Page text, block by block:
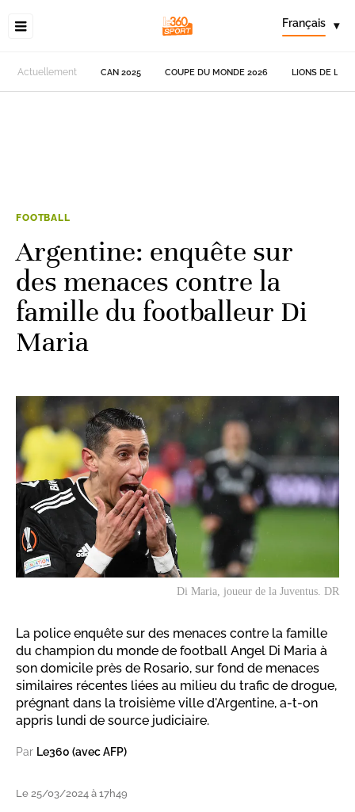
Français ▾
Actuellement CAN 2025 COUPE DU MONDE 2026 LIONS DE
FOOTBALL
Argentine: enquête sur
des menaces contre la
famille du footballeur Di
Maria
Di Maria, joueur de la Juventus. DR
La police enquête sur des menaces contre la famille
du champion du monde de football Angel Di Maria à
son domicile près de Rosario, sur fond de menaces
similaires récentes liées au milieu du trafic de drogue,
prégnant dans la troisième ville d'Argentine, a-t-on
appris lundi de source judiciaire.
Par Le360 (avec AFP)
Le 25/03/2024 à 17h49